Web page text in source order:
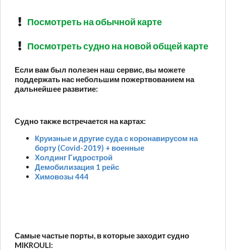
Посмотреть на обычной карте
Посмотреть судно на новой общей карте
Если вам был полезен наш сервис, вы можете
поддержать нас небольшим пожертвованием на
дальнейшее развитие:
Судно также встречается на картах:
Круизные и другие суда с коронавирусом на
борту (Covid-2019) + военные
Холдинг Гидрострой
Демобилизация 1 рейс
Химовозы 444
Самые частые порты, в которые заходит судно
MIKROULI: